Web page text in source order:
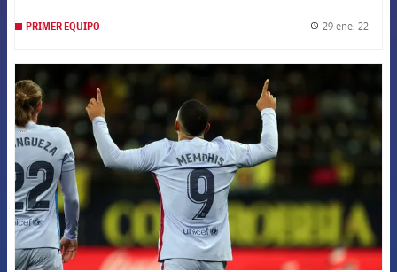
PRIMER EQUIPO 29 ene. 22
FCB Barcelona badge